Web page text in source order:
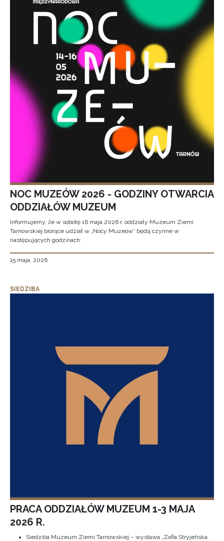
NOC MUZEÓW 2026 - GODZINY OTWARCIA
ODDZIAŁÓW MUZEUM
Informujemy, że w sobotę 16 maja 2026 r. oddziały Muzeum Ziemi
Tarnowskiej biorące udział w „Nocy Muzeów” będą czynne w
następujących godzinach:
15 maja, 2026
SIEDZIBA
PRACA ODDZIAŁÓW MUZEUM 1-3 MAJA
2026 R.
Siedziba Muzeum Ziemi Tarnowskiej – wystawa „Zofia Stryjeńska.